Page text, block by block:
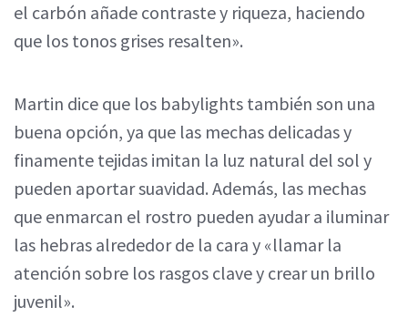
el carbón añade contraste y riqueza, haciendo
que los tonos grises resalten».
Martin dice que los babylights también son una
buena opción, ya que las mechas delicadas y
finamente tejidas imitan la luz natural del sol y
pueden aportar suavidad. Además, las mechas
que enmarcan el rostro pueden ayudar a iluminar
las hebras alrededor de la cara y «llamar la
atención sobre los rasgos clave y crear un brillo
juvenil».